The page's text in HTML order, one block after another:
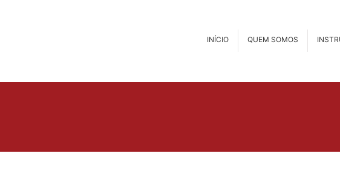
INÍCIO QUEM SOMOS